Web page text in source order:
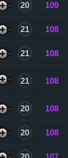
20 109
21 108
21 108
21 108
20 108
20 108